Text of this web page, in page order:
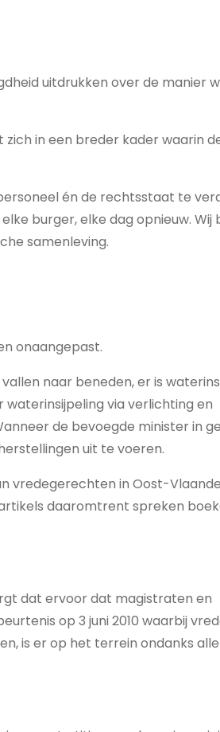
uitdrukken over de manier
in een breder kader waarin
én de rechtsstaat te
burger, elke dag opnieuw. Wij
samenleving.
onaangepast.
naar beneden, er is
via verlichting en
de bevoegde minister in
uit te voeren.
vredegerechten in Oost-
daaromtrent spreken
dat ervoor dat magistraten en
op 3 juni 2010 waarbij
is er op het terrein ondanks